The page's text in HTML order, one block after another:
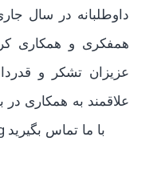
داوطلبانه در سال
همفکری و همکاری
عزیزان تشکر و
علاقمند به همکاری در
با ما تماس بگیرید